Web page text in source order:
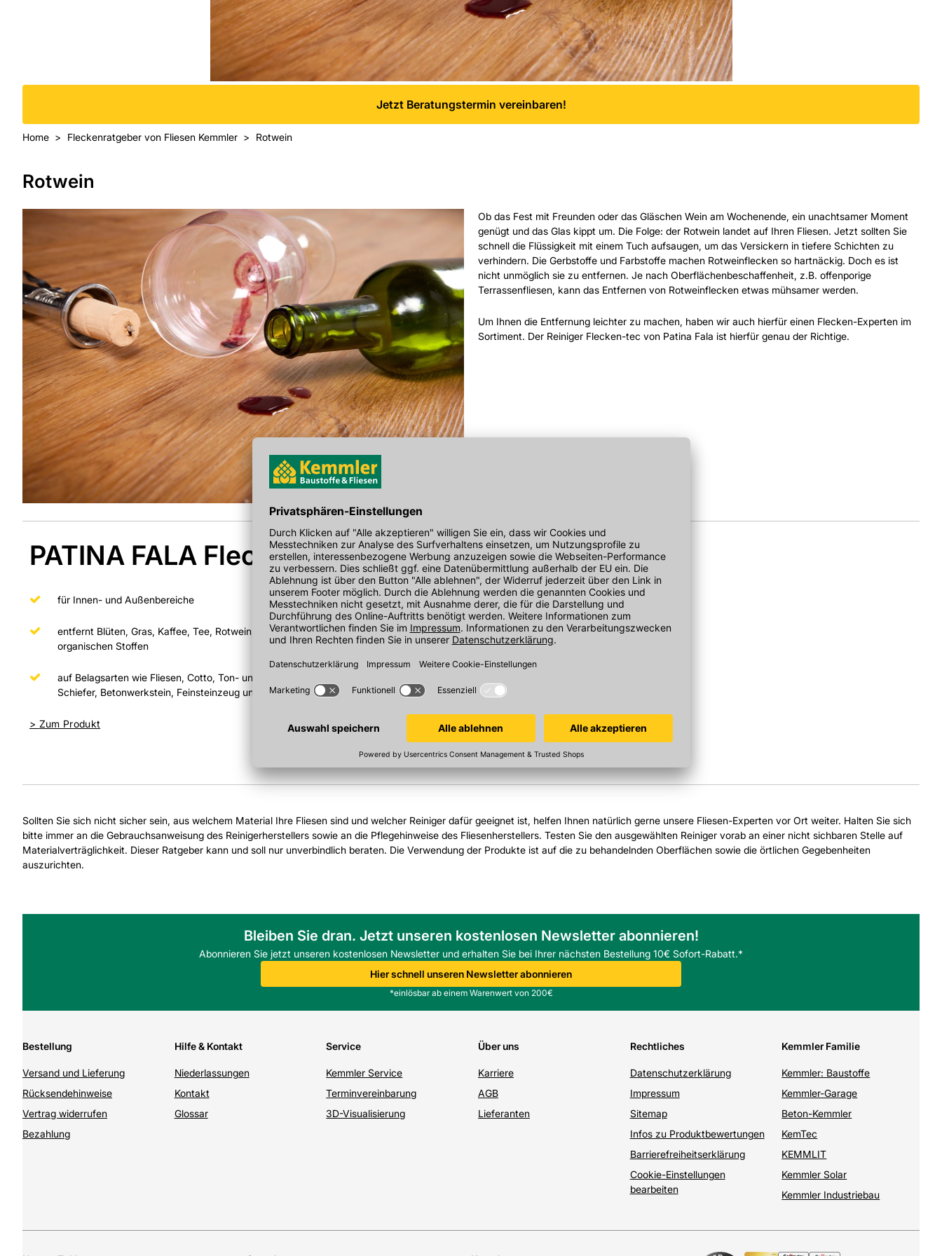
Jetzt Beratungstermin vereinbaren!
Home Fleckenratgeber von Fliesen Kemmler Rotwein
Rotwein
Ob das Fest mit Freunden oder das Gläschen Wein am Wochenende, ein unachtsamer Moment
genügt und das Glas kippt um. Die Folge: der Rotwein landet auf Ihren Fliesen. Jetzt sollten Sie
schnell die Flüssigkeit mit einem Tuch aufsaugen, um das Versickern in tiefere Schichten zu
verhindern. Die Gerbstoffe und Farbstoffe machen Rotweinflecken so hartnäckig. Doch es ist
nicht unmöglich sie zu entfernen. Je nach Oberflächenbeschaffenheit, z.B. offenporige
Terrassenfliesen, kann das Entfernen von Rotweinflecken etwas mühsamer werden.
Um Ihnen die Entfernung leichter zu machen, haben wir auch hierfür einen Flecken-Experten im
Sortiment. Der Reiniger Flecken-tec von Patina Fala ist hierfür genau der Richtige.
PATINA FALA Flecken-tec FT02
für Innen- und Außenbereiche
entfernt Blüten, Gras, Kaffee, Tee, Rotwein, Schimmel, Blut, Tinte und allen anderen
organischen Stoffen
auf Belagsarten wie Fliesen, Cotto, Ton- und Ziegeltonplatten, Marmor, Naturstein, Granit,
Schiefer, Betonwerkstein, Feinsteinzeug und allen anderen Keramikbelägen einsetzbar
> Zum Produkt
Sollten Sie sich nicht sicher sein, aus welchem Material Ihre Fliesen sind und welcher Reiniger dafür geeignet ist, helfen Ihnen natürlich gerne unsere Fliesen-Experten vor Ort weiter. Halten Sie sich
bitte immer an die Gebrauchsanweisung des Reinigerherstellers sowie an die Pflegehinweise des Fliesenherstellers. Testen Sie den ausgewählten Reiniger vorab an einer nicht sichbaren Stelle auf
Materialverträglichkeit. Dieser Ratgeber kann und soll nur unverbindlich beraten. Die Verwendung der Produkte ist auf die zu behandelnden Oberflächen sowie die örtlichen Gegebenheiten
auszurichten.
Bleiben Sie dran. Jetzt unseren kostenlosen Newsletter abonnieren!
Abonnieren Sie jetzt unseren kostenlosen Newsletter und erhalten Sie bei Ihrer nächsten Bestellung 10€ Sofort-Rabatt.*
Hier schnell unseren Newsletter abonnieren
*einlösbar ab einem Warenwert von 200€
Bestellung
Versand und Lieferung
Rücksendehinweise
Vertrag widerrufen
Bezahlung
Hilfe & Kontakt
Niederlassungen
Kontakt
Glossar
Service
Kemmler Service
Terminvereinbarung
3D-Visualisierung
Über uns
Karriere
AGB
Lieferanten
Rechtliches
Datenschutzerklärung
Impressum
Sitemap
Infos zu Produktbewertungen
Barrierefreiheitserklärung
Cookie-Einstellungen
bearbeiten
Kemmler Familie
Kemmler: Baustoffe
Kemmler-Garage
Beton-Kemmler
KemTec
KEMMLIT
Kemmler Solar
Kemmler Industriebau